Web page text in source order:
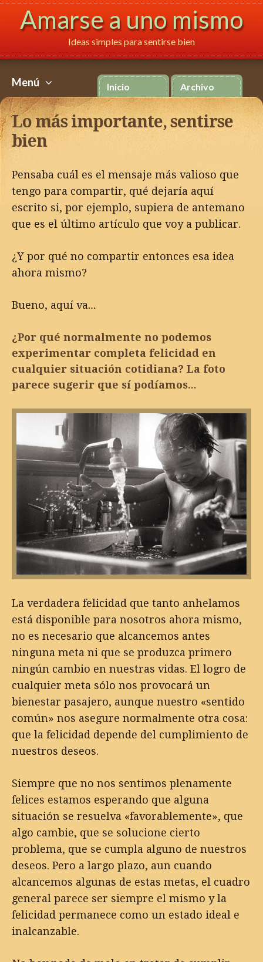
Amarse a uno mismo
Ideas simples para sentirse bien
Menú
Skip
to
content
Inicio Archivo
Français Italiano
Lo más importante, sentirse
bien
Pensaba cuál es el mensaje más valioso que
tengo para compartir, qué dejaría aquí
escrito si, por ejemplo, supiera de antemano
que es el último artículo que voy a publicar.
¿Y por qué no compartir entonces esa idea
ahora mismo?
Bueno, aquí va…
¿Por qué normalmente no podemos
experimentar completa felicidad en
cualquier situación cotidiana? La foto
parece sugerir que sí podíamos…
La verdadera felicidad que tanto anhelamos
está disponible para nosotros ahora mismo,
no es necesario que alcancemos antes
ninguna meta ni que se produzca primero
ningún cambio en nuestras vidas. El logro de
cualquier meta sólo nos provocará un
bienestar pasajero, aunque nuestro «sentido
común» nos asegure normalmente otra cosa:
que la felicidad depende del cumplimiento de
nuestros deseos.
Siempre que no nos sentimos plenamente
felices estamos esperando que alguna
situación se resuelva «favorablemente», que
algo cambie, que se solucione cierto
problema, que se cumpla alguno de nuestros
deseos. Pero a largo plazo, aun cuando
alcancemos algunas de estas metas, el cuadro
general parece ser siempre el mismo y la
felicidad permanece como un estado ideal e
inalcanzable.